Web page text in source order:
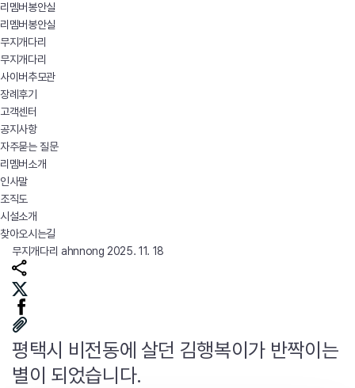
리멤버봉안실
리멤버봉안실
무지개다리
무지개다리
사이버추모관
장례후기
고객센터
공지사항
자주묻는 질문
리멤버소개
인사말
조직도
시설소개
찾아오시는길
무지개다리 ahnnong 2025. 11. 18
평택시 비전동에 살던 김행복이가 반짝이는
별이 되었습니다.